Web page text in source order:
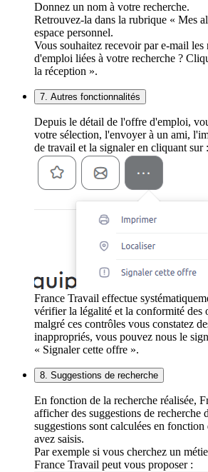
Donnez un nom à votre recherche.
Retrouvez-la dans la rubrique « Mes
espace personnel.
Vous souhaitez recevoir par e-mail
d'emploi liées à votre recherche ?
la réception ».
7. Autres fonctionnalités
Depuis le détail de l'offre d'emploi,
votre sélection, l'envoyer à un ami,
de travail et la signaler en cliquant sur :
France Travail effectue
vérifier la légalité et la conformité des
malgré ces contrôles vous constatez
inappropriés, vous pouvez nous le
« Signaler cette offre ».
8. Suggestions de recherche
En fonction de la recherche réalisée,
afficher des suggestions de recherche
suggestions sont calculées en fonction
avez saisis.
Par exemple si vous cherchez un
France Travail peut vous proposer :